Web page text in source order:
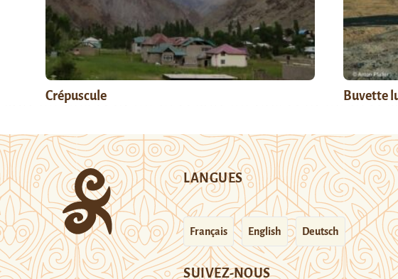
Crépuscule Buvette
LANGUES
Français English Deutsch
SUIVEZ-NOUS